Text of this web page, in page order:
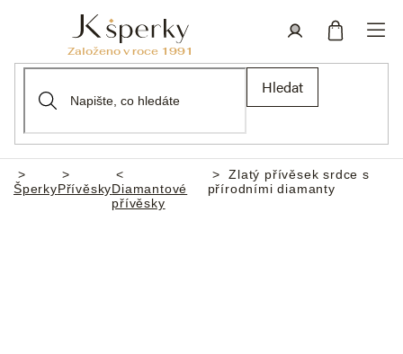
Hledat
Domů
ŠperkyPřívěskyDiamantové
přívěsky
Zlatý přívěsek srdce s
přírodními diamanty